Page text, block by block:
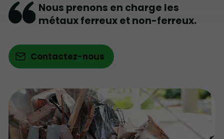
Nous prenons en charge les
métaux ferreux et non-ferreux.
Contactez-nous